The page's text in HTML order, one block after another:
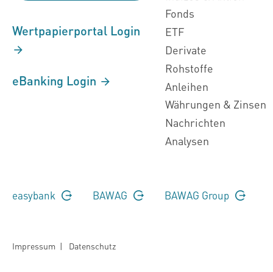
Wertpapierportal Login
eBanking Login
Fonds
ETF
Derivate
Rohstoffe
Anleihen
Währungen & Zinsen
Nachrichten
Analysen
easybank BAWAG BAWAG Group
Impressum | Datenschutz